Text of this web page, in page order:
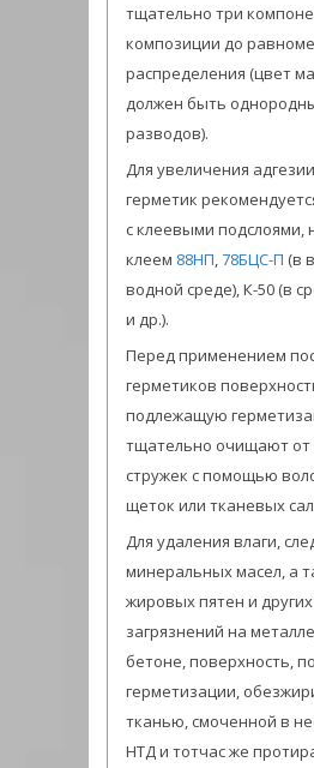
тщательно три
композиции до
распределения (цвет
должен быть
разводов).
Для увеличения
герметик
с клеевыми подслоями,
клеем 88НП,78БЦС-П (в
водной среде), К-50 (в
и др.).
Перед применением
герметиков
подлежащую
тщательно очищают от
стружек с помощью
щеток или тканевых
Для удаления влаги,
минеральных масел, а
жировых пятен и других
загрязнений на
бетоне, поверхность,
герметизации,
тканью, смоченной в
НТД и тотчас же